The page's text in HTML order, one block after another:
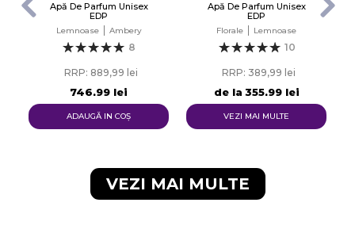
Apă De Parfum Unisex
EDP
Lemnoase Ambery
8
RRP: 889,99 lei
746,99 lei
ADAUGĂ IN COŞ
Apă De Parfum Unisex
EDP
Florale Lemnoase
10
de la
RRP: 389,99 lei
355,99 lei
VEZI MAI MULTE
VEZI MAI MULTE